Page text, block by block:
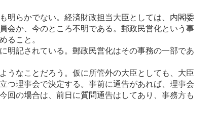
明らかでない。経済財政担当大臣としては、内閣委
会か、今のところ不明である。郵政民営化という 事
ること。
明記されている。郵政民営化はその事務の一部であ
うなことだろう。仮に所管外の大臣としても、大臣
理事会で決定する。事前に通告があれば、 理事会
の場合は、前日に質問通告はしてあり、 事務方も